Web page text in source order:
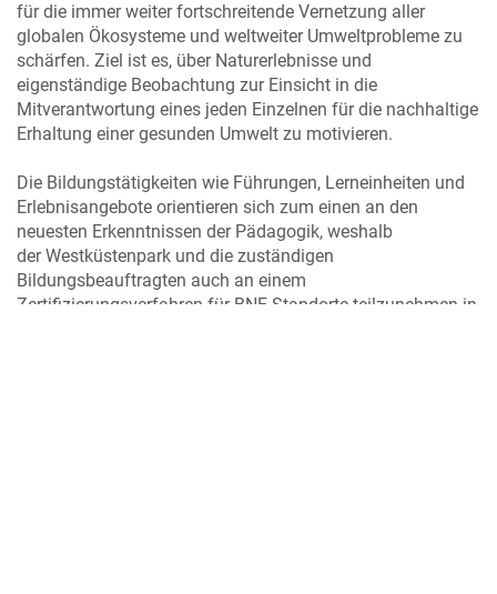
für die immer weiter fortschreitende Vernetzung aller
globalen Ökosysteme und weltweiter Umweltprobleme zu
schärfen. Ziel ist es, über Naturerlebnisse und
eigenständige Beobachtung zur Einsicht in die
Mitverantwortung eines jeden Einzelnen für die nachhaltige
Erhaltung einer gesunden Umwelt zu motivieren.
Die Bildungstätigkeiten wie Führungen, Lerneinheiten und
Erlebnisangebote orientieren sich zum einen an den
neuesten Erkenntnissen der Pädagogik, weshalb
der Westküstenpark und die zuständigen
Bildungsbeauftragten auch an einem
Zertifizierungsverfahren für BNE-Standorte teilzunehmen in